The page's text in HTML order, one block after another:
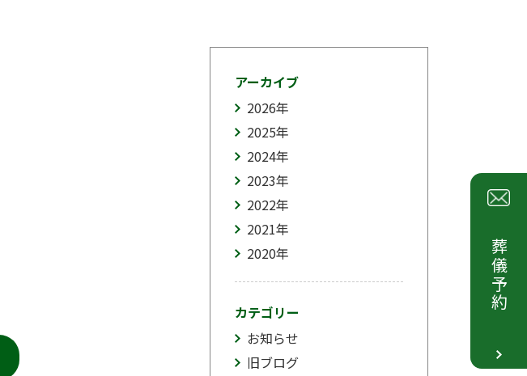
アーカイブ
2026年
2025年
2024年
2023年
2022年
2021年
2020年
カテゴリー
お知らせ
旧ブログ
葬儀予約